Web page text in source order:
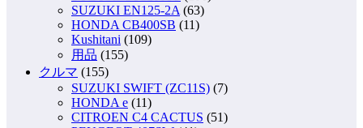
SUZUKI EN125-2A (63)
HONDA CB400SB (11)
Kushitani (109)
用品 (155)
クルマ (155)
SUZUKI SWIFT (ZC11S) (7)
HONDA e (11)
CITROEN C4 CACTUS (51)